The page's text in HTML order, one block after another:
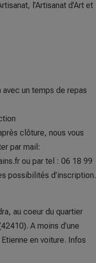
l’Artisanat d’Art et
un temps de repas
clôture, nous vous
par mail:
ou par tel : 06 18 99
possibilités d’inscription.
au coeur du quartier
A moins d’une
en voiture. Infos